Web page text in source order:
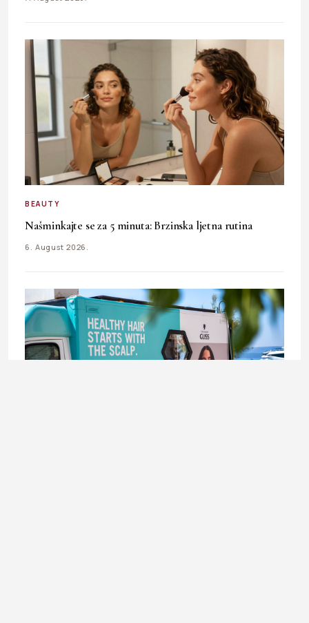
BEAUTY
Našminkajte se za 5 minuta: Brzinska ljetna rutina
6. August 2026.